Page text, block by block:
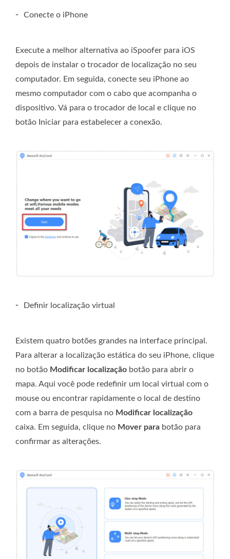
- Conecte o iPhone
Execute a melhor alternativa ao iSpoofer para iOS
depois de instalar o trocador de localização no seu
computador. Em seguida, conecte seu iPhone ao
mesmo computador com o cabo que acompanha o
dispositivo. Vá para o trocador de local e clique no
botão Iniciar para estabelecer a conexão.
- Definir localização virtual
Existem quatro botões grandes na interface principal.
Para alterar a localização estática do seu iPhone, clique
no botão Modificar localização botão para abrir o
mapa. Aqui você pode redefinir um local virtual com o
mouse ou encontrar rapidamente o local de destino
com a barra de pesquisa no Modificar localização
caixa. Em seguida, clique no Mover para botão para
confirmar as alterações.